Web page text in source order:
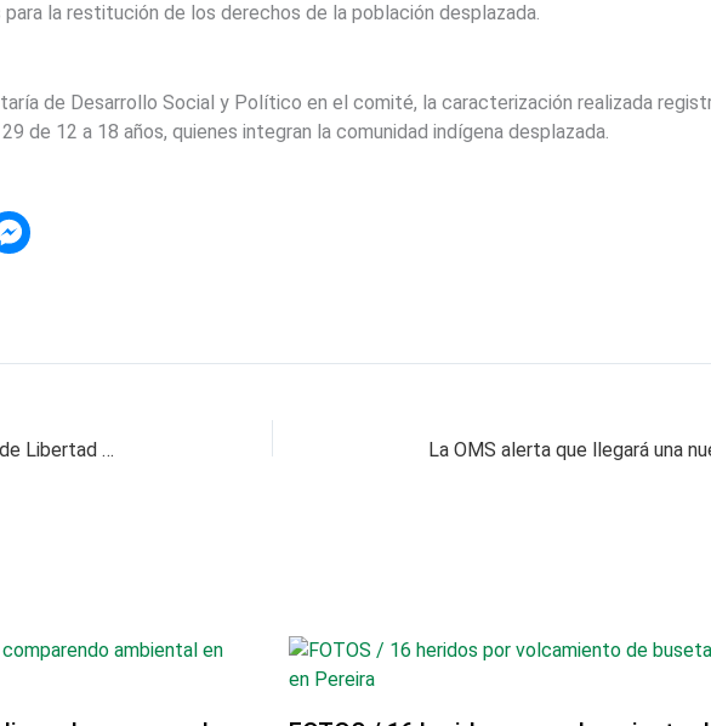
la restitución de los derechos de la población desplazada.
de Desarrollo Social y Político en el comité, la caracterización realizada
de 12 a 18 años, quienes integran la comunidad indígena desplazada.
La ciudad de Pereira ya tiene Política Pública de Libertad Religiosa y de Culto